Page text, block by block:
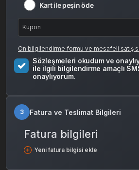
Kart ile peşin öde
Ön bilgilendirme formu ve mesafeli satış
Sözleşmeleri okudum ve
ile ilgili bilgilendirme amaçlı
onaylıyorum.
3 Fatura ve Teslimat Bilgileri
Fatura bilgileri
Yeni fatura bilgisi ekle